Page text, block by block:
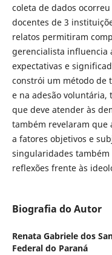
coleta de dados
docentes de 3
relatos permitiram
gerencialista influencia
expectativas e
constrói um método de
e na adesão voluntária,
que deve atender às
também revelaram que
a fatores objetivos e
singularidades também
reflexões frente às
Biografia do Autor
Renata Gabriele dos
Federal do Paraná